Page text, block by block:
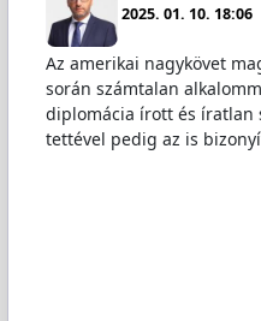
2025. 01. 10. 18:06
Az amerikai nagykövet
során számtalan
diplomácia írott és íratlan
tettével pedig az is